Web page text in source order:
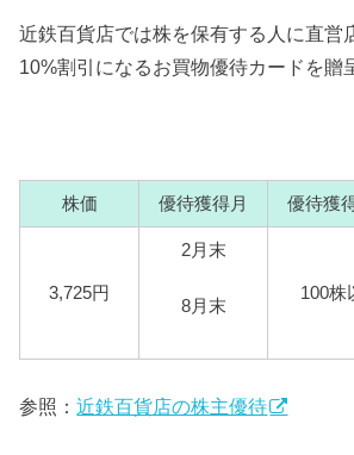
近鉄百貨店では株を保有する人に直営
10%割引になるお買物優待カードを贈
株価 優待獲得月 優待獲
3,725円
2月末
8月末
100株
参照：近鉄百貨店の株主優待